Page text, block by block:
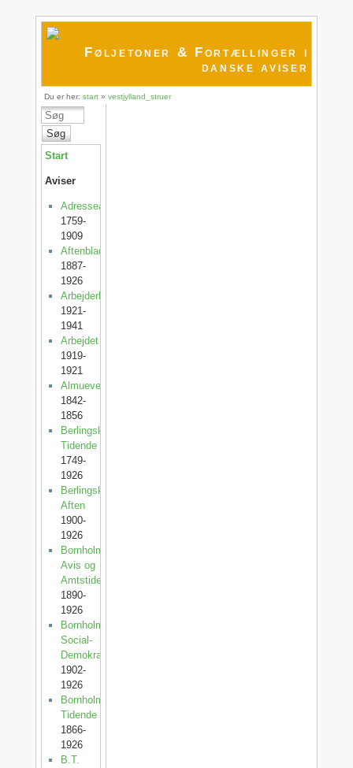
Føljetoner & Fortællinger i
danske aviser
Du er her:start »vestjylland_struer
Søg
Start
Aviser
Adresseavisen
1759-
1909
Aftenbladet
1887-
1926
Arbejderbladet
1921-
1941
Arbejdet
1919-
1921
Almuevennen
1842-
1856
Berlingske
Tidende
1749-
1926
Berlingske
Aften
1900-
1926
Bornholms
Avis og
Amtstidende
1890-
1926
Bornholms
Social-
Demokrat
1902-
1926
Bornholms
Tidende
1866-
1926
B.T.